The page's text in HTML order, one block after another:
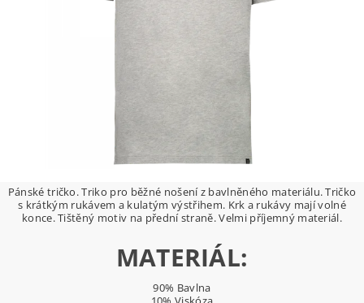
Pánské tričko. Triko pro běžné nošení z bavlněného materiálu. Tričko
s krátkým rukávem a kulatým výstřihem. Krk a rukávy mají volné
konce. Tištěný motiv na přední straně. Velmi příjemný materiál.
MATERIÁL:
90% Bavlna